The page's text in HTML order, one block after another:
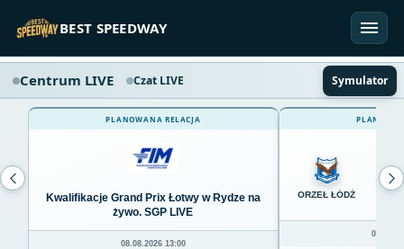
BEST SPEEDWAY
Centrum LIVE Czat LIVE Symulator
PLANOWANA RELACJA
Kwalifikacje Grand Prix Łotwy w Rydze na
żywo. SGP LIVE
08.08.2026 13:00
ORZEŁ ŁÓDŹ
0